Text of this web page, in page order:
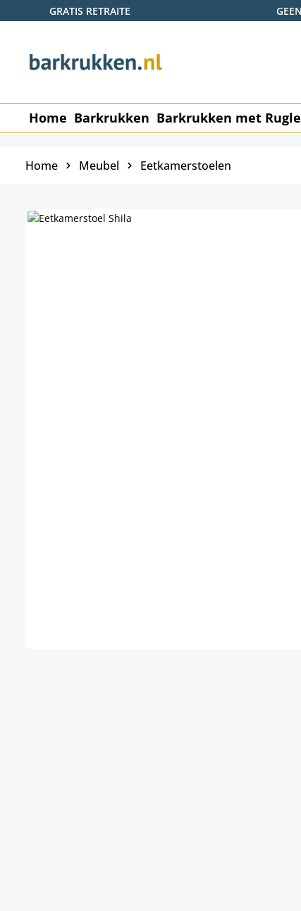
de hoofdinhoud
Ga naar de zoekopdracht
Ga naar de hoofdnavigatie
GRATIS RETRAITE
Home Barkrukken Barkrukken met
Home Meubel Eetkamerstoelen